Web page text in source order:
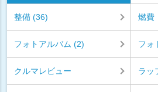
整備 (36) 燃費
フォトアルバム (2) フォ
クルマレビュー ラッ